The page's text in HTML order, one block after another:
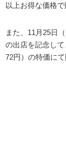
以上お得な価格で
また、11月25日
の出店を記念し
72円）の特価にて